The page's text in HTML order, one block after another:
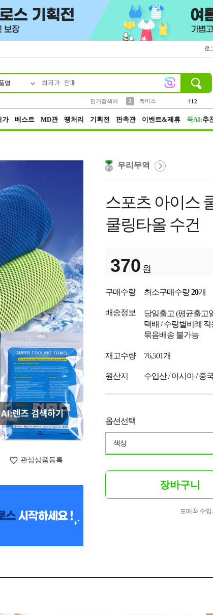
로
명
인기검색어
2
케이스
12
가 베스트 MD관 땡처리 기획전 판촉관 이벤트&제휴 꾹AI:추
관심상품등록
우리무역
스포츠 아이스
쿨링타올 수건
370 원
구매수량 최소구매수량20개
배송정보 당일출고 (평균출고
택배 / 수량별비례
묶음배송 불가능
재고수량 76,501개
원산지 수입산 / 아시아 / 중
옵션선택
색상
장바구니
도매꾹 수